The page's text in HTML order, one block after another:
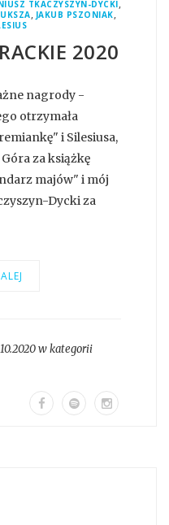
TKACZYSZYN-DYCKI,
, JAKUB PSZONIAK,
2020
nagrody -
otrzymała
i Silesiusa,
za książkę
majów" i mój
Dycki za
w kategorii